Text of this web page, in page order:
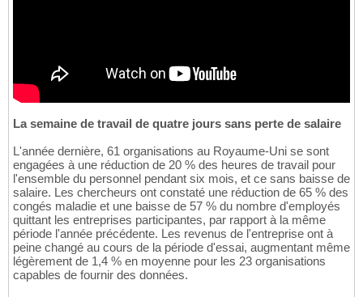
La semaine de travail de quatre jours sans perte de salaire
L'année dernière, 61 organisations au Royaume-Uni se sont
engagées à une réduction de 20 % des heures de travail pour
l'ensemble du personnel pendant six mois, et ce sans baisse de
salaire. Les chercheurs ont constaté une réduction de 65 % des
congés maladie et une baisse de 57 % du nombre d'employés
quittant les entreprises participantes, par rapport à la même
période l'année précédente. Les revenus de l'entreprise ont à
peine changé au cours de la période d'essai, augmentant même
légèrement de 1,4 % en moyenne pour les 23 organisations
capables de fournir des données.